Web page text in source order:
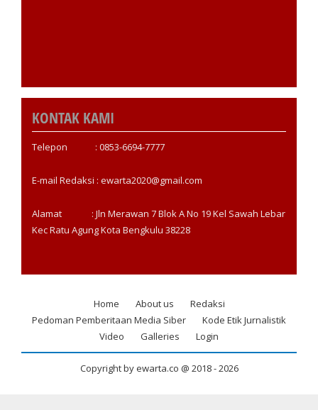
KONTAK KAMI
Telepon : 0853-6694-7777
E-mail Redaksi : ewarta2020@gmail.com
Alamat : Jln Merawan 7 Blok A No 19 Kel Sawah Lebar
Kec Ratu Agung Kota Bengkulu 38228
Footer
Home About us
Redaksi
Pedoman Pemberitaan Media Siber
Kode Etik Jurnalistik
Video
Galleries Login
Copyright by ewarta.co @ 2018 -2026